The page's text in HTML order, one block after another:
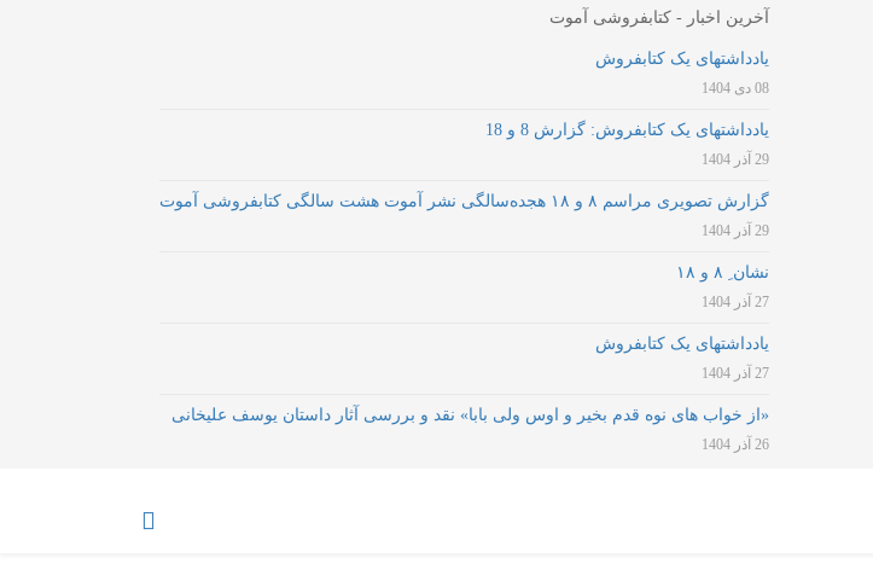
آخرین اخبار - کتابفروشی آموت
یادداشتهای یک کتابفروش
08 دی 1404
یادداشتهای یک کتابفروش: گزارش 8 و 18
29 آذر 1404
گزارش تصویری مراسم ۸ و ۱۸ هجده‌سالگی نشر آموت هشت سالگی کتابفروشی آموت
29 آذر 1404
نشان ِ ۸ و ۱۸
27 آذر 1404
یادداشتهای یک کتابفروش
27 آذر 1404
«از خواب های نوه قدم بخیر و اوس ولی بابا» نقد و بررسی آثار داستان یوسف علیخانی
26 آذر 1404